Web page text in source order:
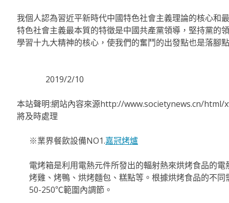
我個人認為習近平新時代中國特色社會主義理論的核心和
特色社會主義最本質的特徵是中國共產黨領導，堅持黨的
學習十九大精神的核心，使我們的奮鬥的出發點也是落腳
2019/2/10
本站聲明:網站內容來源http://www.societynews.cn/html/
將及時處理
※業界餐飲設備NO1.嘉冠烤爐
電烤箱是利用電熱元件所發出的輻射熱來烘烤食品的
烤雞、烤鴨、烘烤麵包、糕點等。根據烘烤食品的不
50-250℃範圍內調節。